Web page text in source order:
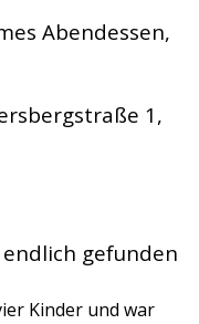
Abendessen,
1,
gefunden
Kinder und war